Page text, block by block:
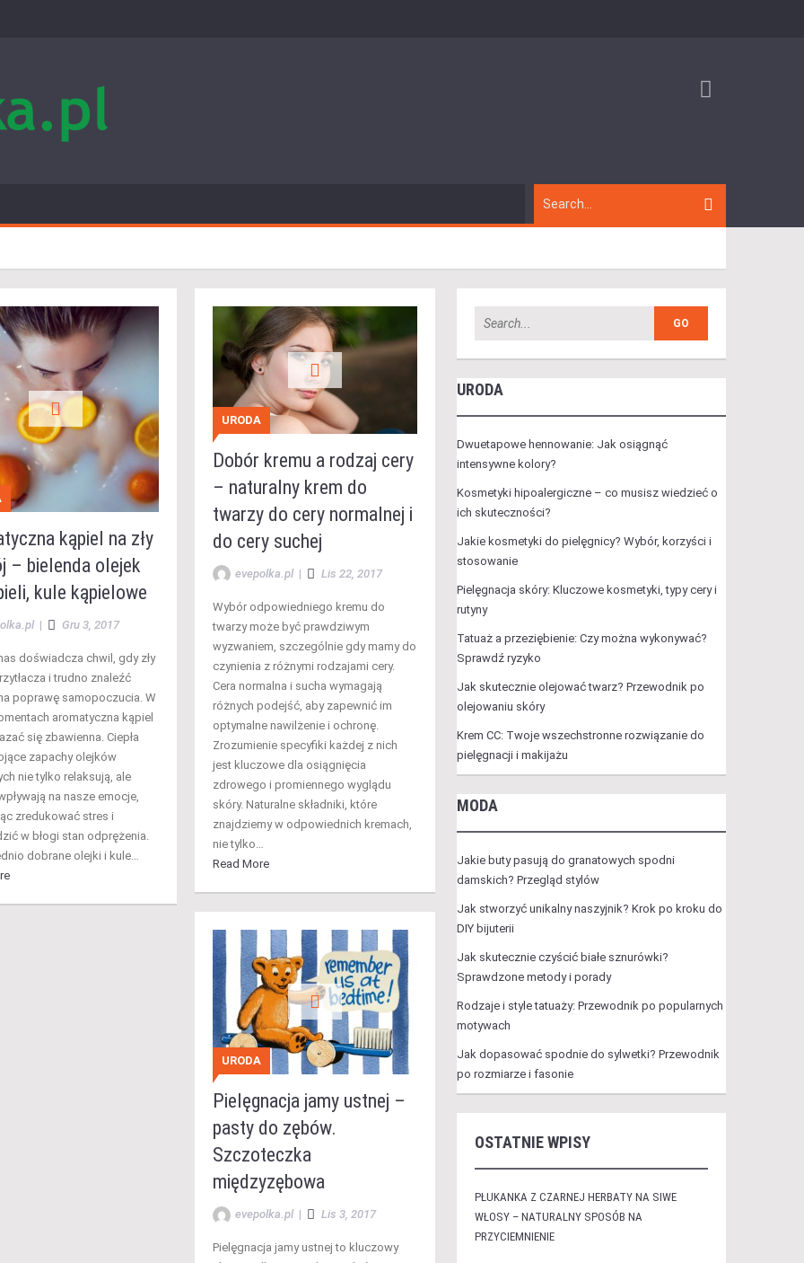
kąpiel na zły
– bielenda olejek
kule kąpielowe
| Gru 3, 2017
doświadcza chwil, gdy zły
i trudno znaleźć
poprawę samopoczucia. W
aromatyczna kąpiel
się zbawienna. Ciepła
zapachy olejków
nie tylko relaksują, ale
na nasze emocje,
zredukować stres i
w błogi stan odprężenia.
dobrane olejki i kule…
URODA
Dobór kremu a rodzaj cery
– naturalny krem do
twarzy do cery normalnej i
do cery suchej
evepolka.pl| Lis 22, 2017
Wybór odpowiedniego kremu do
twarzy może być prawdziwym
wyzwaniem, szczególnie gdy mamy do
czynienia z różnymi rodzajami cery.
Cera normalna i sucha wymagają
różnych podejść, aby zapewnić im
optymalne nawilżenie i ochronę.
Zrozumienie specyfiki każdej z nich
jest kluczowe dla osiągnięcia
zdrowego i promiennego wyglądu
skóry. Naturalne składniki, które
znajdziemy w odpowiednich kremach,
nie tylko…
Read More
URODA
Pielęgnacja jamy ustnej –
pasty do zębów.
Szczoteczka
międzyzębowa
evepolka.pl| Lis 3, 2017
Pielęgnacja jamy ustnej to kluczowy
URODA
Dwuetapowe hennowanie: Jak osiągnąć
intensywne kolory?
Kosmetyki hipoalergiczne – co musisz wiedzieć o
ich skuteczności?
Jakie kosmetyki do pielęgnicy? Wybór, korzyści i
stosowanie
Pielęgnacja skóry: Kluczowe kosmetyki, typy cery i
rutyny
Tatuaż a przeziębienie: Czy można wykonywać?
Sprawdź ryzyko
Jak skutecznie olejować twarz? Przewodnik po
olejowaniu skóry
Krem CC: Twoje wszechstronne rozwiązanie do
pielęgnacji i makijażu
MODA
Jakie buty pasują do granatowych spodni
damskich? Przegląd stylów
Jak stworzyć unikalny naszyjnik? Krok po kroku do
DIY bijuterii
Jak skutecznie czyścić białe sznurówki?
Sprawdzone metody i porady
Rodzaje i style tatuaży: Przewodnik po popularnych
motywach
Jak dopasować spodnie do sylwetki? Przewodnik
po rozmiarze i fasonie
OSTATNIE WPISY
PŁUKANKA Z CZARNEJ HERBATY NA SIWE
WŁOSY – NATURALNY SPOSÓB NA
PRZYCIEMNIENIE